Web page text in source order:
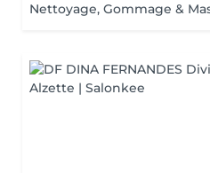
Nettoyage, Gommage &